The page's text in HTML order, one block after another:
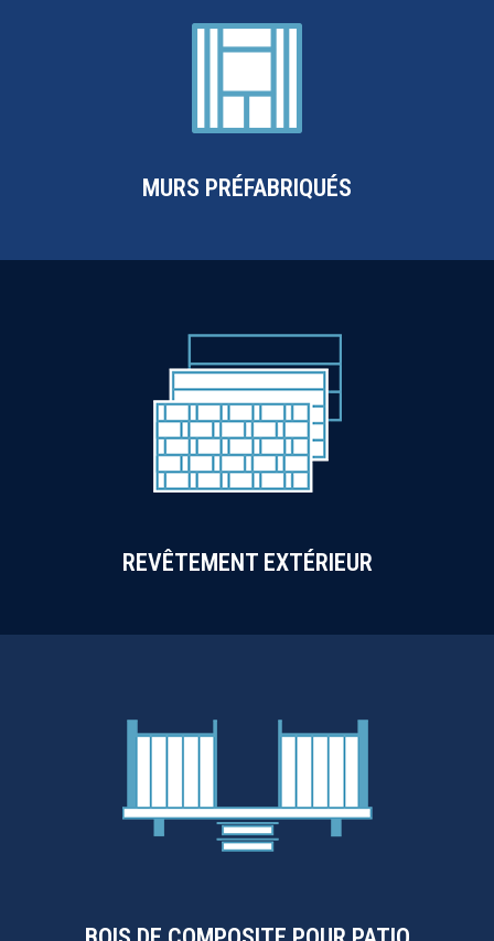
MURS PRÉFABRIQUÉS
REVÊTEMENT EXTÉRIEUR